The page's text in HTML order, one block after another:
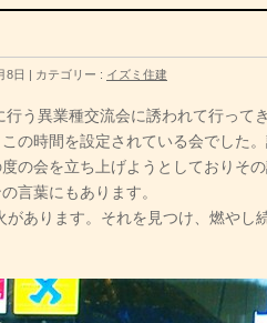
8日 カテゴリー : イズミ住建
う異業種交流会に誘われて行って
の時間を設定されている会でした
の会を立ち上げようとしておりそ
言葉にもあります。
があります。それを見つけ、燃やし